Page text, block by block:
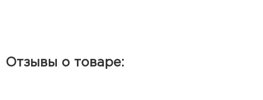
Отзывы о товаре: